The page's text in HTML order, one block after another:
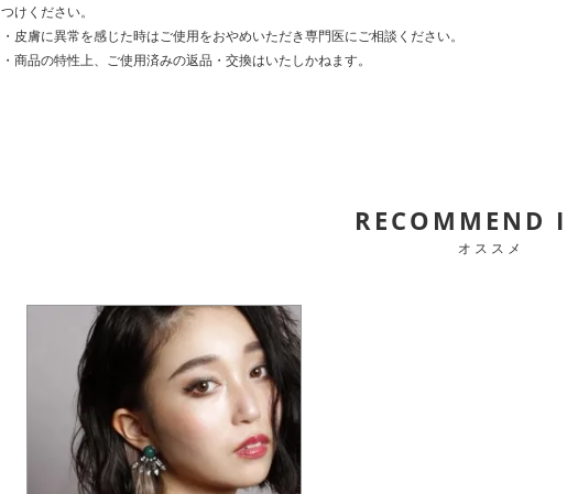
つけください。
・皮膚に異常を感じた時はご使用をおやめいただき専門医にご相談ください。
・商品の特性上、ご使用済みの返品・交換はいたしかねます。
RECOMMEND
オススメ